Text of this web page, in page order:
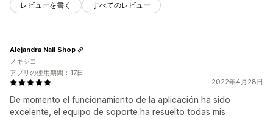
レビューを書く すべてのレビュー
2022年4月28日
De momento el funcionamiento de la aplicación ha sido
excelente, el equipo de soporte ha resuelto todas mis
Alejandra Nail Shop
メキシコ
アプリの使用期間：17日